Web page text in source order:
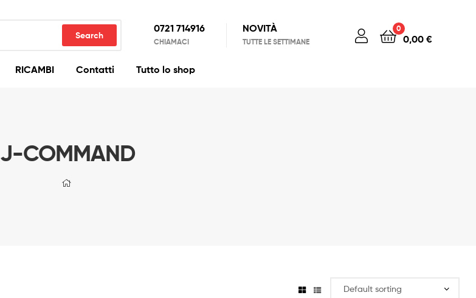
Search
0721 714916
CHIAMACI
NOVITÀ
TUTTE LE SETTIMANE
0
0,00 €
RICAMBI Contatti Tutto lo shop
J-COMMAND